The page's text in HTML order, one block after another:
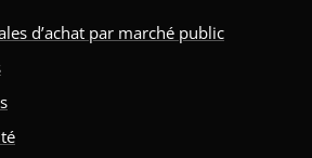
d’achat par marché public